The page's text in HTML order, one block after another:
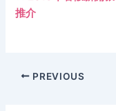
推介
PREVIOUS